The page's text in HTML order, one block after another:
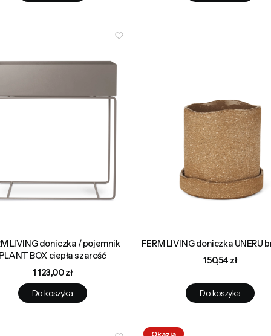
LIVING doniczka / pojemnik
PLANT BOX ciepła szarość
Cena
1 123,00 zł
Do koszyka
FERM LIVING doniczka UNERU
Cena
150,54 zł
Do koszyka
Okazja